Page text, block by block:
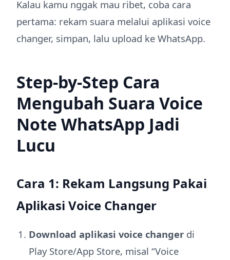
Kalau kamu nggak mau ribet, coba cara
pertama: rekam suara melalui aplikasi voice
changer, simpan, lalu upload ke WhatsApp.
Step-by-Step Cara
Mengubah Suara Voice
Note WhatsApp Jadi
Lucu
Cara 1: Rekam Langsung Pakai
Aplikasi Voice Changer
Download aplikasi voice changer di
Play Store/App Store, misal “Voice